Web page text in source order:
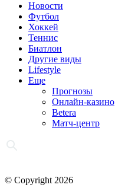
Новости
Футбол
Хоккей
Теннис
Биатлон
Другие виды
Lifestyle
Еще
Прогнозы
Онлайн-казино
Betera
Матч-центр
© Copyright 2026